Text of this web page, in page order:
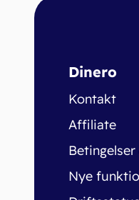
Dinero
Kontakt
Affiliate
Nye